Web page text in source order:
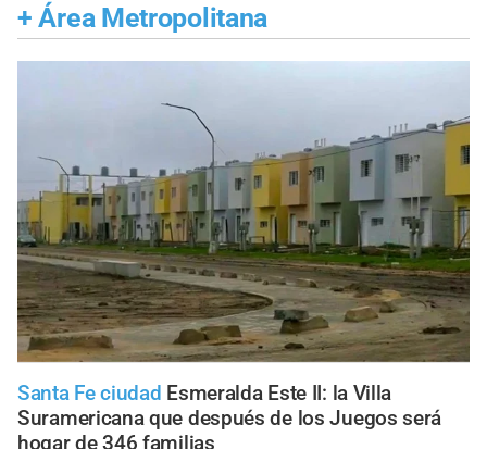
+ Área Metropolitana
Santa Fe ciudad Esmeralda Este II: la Villa
Suramericana que después de los Juegos será
hogar de 346 familias